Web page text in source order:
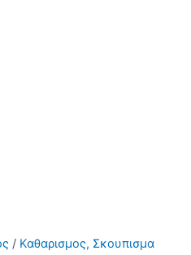
/ Καθαρισμος, Σκουπισμα